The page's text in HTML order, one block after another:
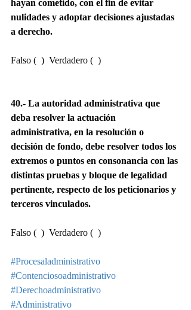
hayan cometido, con el fin de evitar
nulidades y adoptar decisiones ajustadas
a derecho.
Falso (  )  Verdadero (  )
40.- La autoridad administrativa que
deba resolver la actuación
administrativa, en la resolución o
decisión de fondo, debe resolver todos los
extremos o puntos en consonancia con las
distintas pruebas y bloque de legalidad
pertinente, respecto de los peticionarios y
terceros vinculados.
Falso (  )  Verdadero (  )
#Procesaladministrativo
#Contenciosoadministrativo
#Derechoadministrativo
#Administrativo